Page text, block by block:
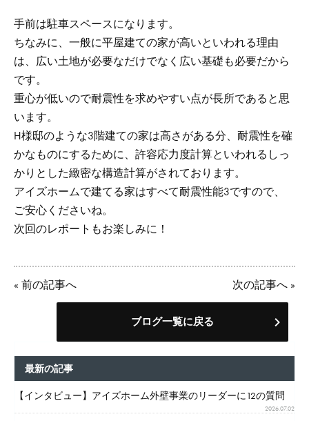
手前は駐車スペースになります。
ちなみに、一般に平屋建ての家が高いといわれる理由
は、広い土地が必要なだけでなく広い基礎も必要だから
です。
重心が低いので耐震性を求めやすい点が長所であると思
います。
H様邸のような3階建ての家は高さがある分、耐震性を確
かなものにするために、許容応力度計算といわれるしっ
かりとした緻密な構造計算がされております。
アイズホームで建てる家はすべて耐震性能3ですので、
ご安心くださいね。
次回のレポートもお楽しみに！
« 前の記事へ 次の記事へ »
ブログ一覧に戻る
最新の記事
【インタビュー】アイズホーム外壁事業のリーダーに12の質問
2026.07.02